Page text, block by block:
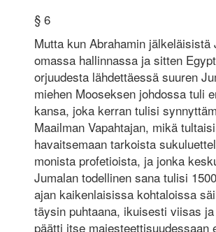
§ 6
Mutta kun Abrahamin jälkeläisistä
omassa hallinnassa ja sitten
orjuudesta lähdettäessä suuren
miehen Mooseksen johdossa tuli
kansa, joka kerran tulisi
Maailman Vapahtajan, mikä
havaitsemaan tarkoista
monista profetioista, ja jonka
Jumalan todellinen sana tulisi
ajan kaikenlaisissa kohtaloissa
täysin puhtaana, ikuisesti viisas
päätti itse majesteettisuudessaan